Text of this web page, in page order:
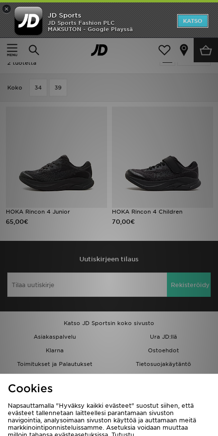
×
JD Sports
JD Sports Fashion PLC
MAKSUTON - Google Playssä
KATSO
Etusivu
HOKA Rincon 4
Suodata
HOKA Rincon 4
2 tuotetta
Koko 34 39
HOKA Rincon 4 Junior
65,00€
HOKA Rincon 4 Children
70,00€
Uutiskirjeen tilaus
Rekisteröidy
Katso JD Sportsin koko sivusto
Asiakaspalvelu
Ura JD:llä
Klarna
Ostoehdot
Toimitukset ja Palautukset
Tietosuojakäytäntö
Löydä myymälä
Kumppanuusohjelma
JD Blog
Etusivu
Ale
Uutuudet
Tuotemerkit
Urheilu
Minun JD
Cookies
Napsauttamalla "Hyväksy kaikki evästeet" suostut siihen, että
evästeet tallennetaan laitteellesi parantamaan sivuston
navigointia, analysoimaan sivuston käyttöä ja auttamaan meitä
markkinointiponnisteluissamme. Asetuksia voidaan muuttaa